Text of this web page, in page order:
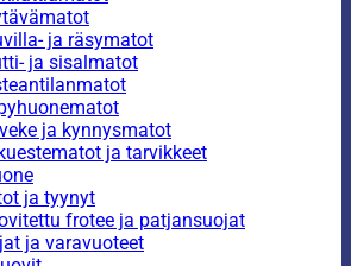
ja räsymatot
ja sisalmatot
ja kynnysmatot
ja tarvikkeet
ja tyynyt
frotee ja patjansuojat
ja varavuoteet